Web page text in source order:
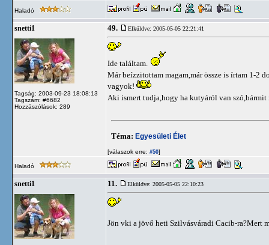
Haladó
snetti1
Tagság: 2003-09-23 18:08:13
Tagszám: #6682
Hozzászólások: 289
49. Elküldve: 2005-05-05 22:21:41
Ide találtam.
Már beízzitottam magam,már össze is írtam 1-2
vagyok!
Aki ismert tudja,hogy ha kutyáról van szó,bármit
Téma: Egyesületi Élet
[válaszok erre: #50]
Haladó
snetti1 11. Elküldve: 2005-05-05 22:10:23
Jön vki a jövő heti Szilvásváradi Cacib-ra?Mert